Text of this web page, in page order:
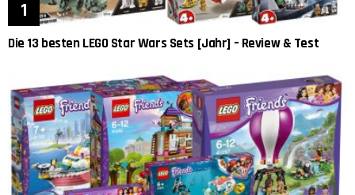
Die 13 besten LEGO Star Wars Sets [Jahr] – Review & Test